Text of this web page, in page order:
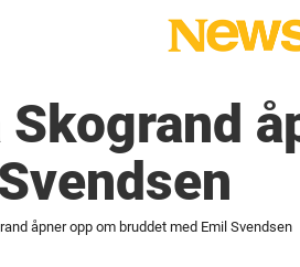
Skogrand
åpner opp om bruddet med Emil Svendsen